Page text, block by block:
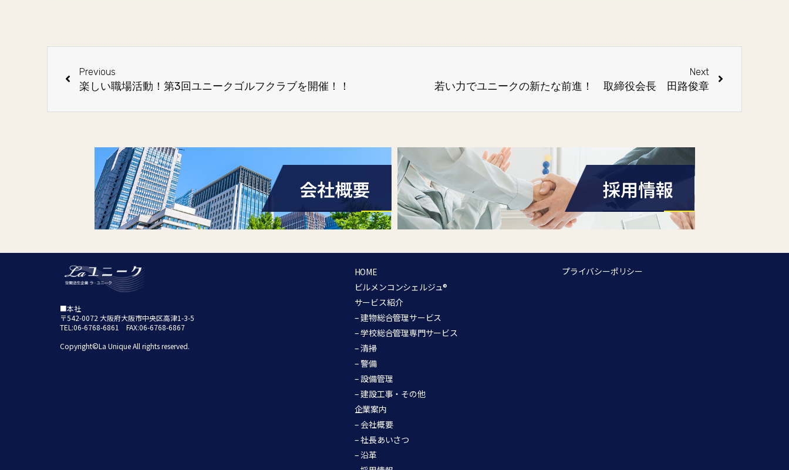
Previous
楽しい職場活動！第3回ユニークゴルフクラブを開催！！
Next
若い力でユニークの新たな前進！ 取締役会長 田路俊章
会社概要 採用情報
■本社
〒542-0072 大阪府大阪市中央区高津1-3-5
TEL:06-6768-6861 FAX:06-6768-6867
Copyright©La Unique All rights reserved.
HOME
ビルメンコンシェルジュ®︎
サービス紹介
– 建物総合管理サービス
– 学校総合管理専門サービス
– 清掃
– 警備
– 設備管理
– 建設工事・その他
企業案内
– 会社概要
– 社長あいさつ
– 沿革
プライバシーポリシー